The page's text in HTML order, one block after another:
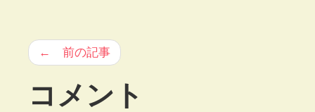
← 前の記事
コメント